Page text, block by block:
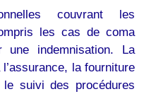
couvrant les
les cas de coma
une indemnisation. La
la fourniture
suivi des procédures